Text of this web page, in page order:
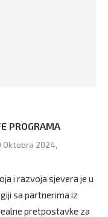
PROGRAMA
Oktobra 2024,
i razvoja sjevera je u
sa partnerima iz
pretpostavke za